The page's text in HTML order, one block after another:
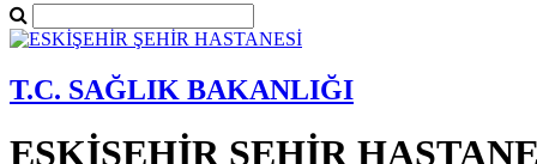
T.C. SAĞLIK BAKANLIĞI
ESKİŞEHİR ŞEHİR